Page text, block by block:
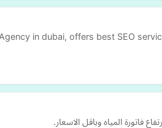
in dubai, offers best SEO
المياه وباقل الاسعار.